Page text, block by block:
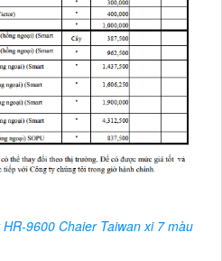
9600 Chaier Taiwan xi 7 màu